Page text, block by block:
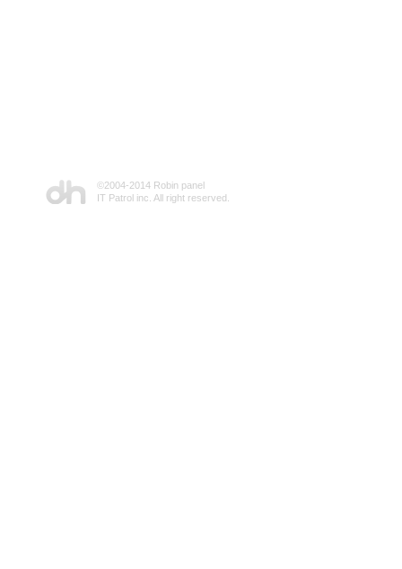
©2004-2014 Robin panel
IT Patrol inc. All right reserved.